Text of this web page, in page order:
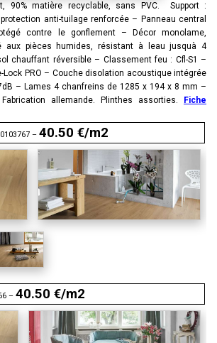
90% matière recyclable, sans PVC. Support :
anti-tuilage renforcée – Panneau central
contre le gonflement – Décor monolame,
pièces humides, résistant à leau jusquà 4
chauffant réversible – Classement feu : Cfl-S1 –
PRO – Couche disolation acoustique intégrée
– Lames 4 chanfreins de 1285 x 194 x 8 mm –
allemande. Plinthes assorties.
Fiche
– 40.50 €/m2
– 40.50 €/m2